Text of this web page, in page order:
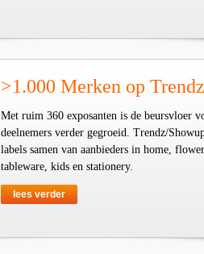
>1.000 Merken op
Met ruim 360 exposanten is de beursvloer
deelnemers verder gegroeid. Trendz/
labels samen van aanbieders in home,
tableware, kids en stationery.
lees verder